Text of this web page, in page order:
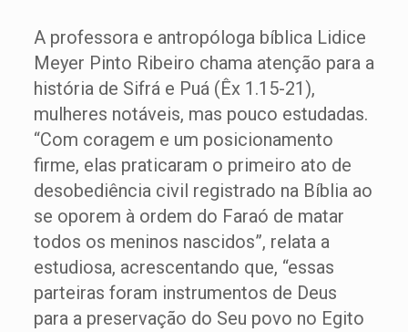
A professora e antropóloga bíblica Lidice
Meyer Pinto Ribeiro chama atenção para a
história de Sifrá e Puá (Êx 1.15-21),
mulheres notáveis, mas pouco estudadas.
“Com coragem e um posicionamento
firme, elas praticaram o primeiro ato de
desobediência civil registrado na Bíblia ao
se oporem à ordem do Faraó de matar
todos os meninos nascidos”, relata a
estudiosa, acrescentando que, “essas
parteiras foram instrumentos de Deus
para a preservação do Seu povo no Egito